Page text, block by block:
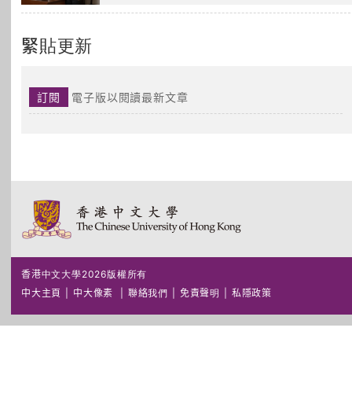
緊貼更新
訂閱 電子版以閱讀最新文章
香港中文大學2026版權所有
中大主頁
中大像素 聯絡我們 免責聲明 私隱政策